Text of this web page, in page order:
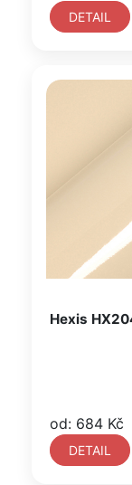
DETAIL
Hexis
od: 684 Kč
DETAIL